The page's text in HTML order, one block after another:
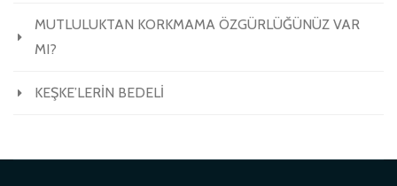
MUTLULUKTAN KORKMAMA ÖZGÜRLÜĞÜNÜZ VAR
MI?
KEŞKE’LERİN BEDELİ